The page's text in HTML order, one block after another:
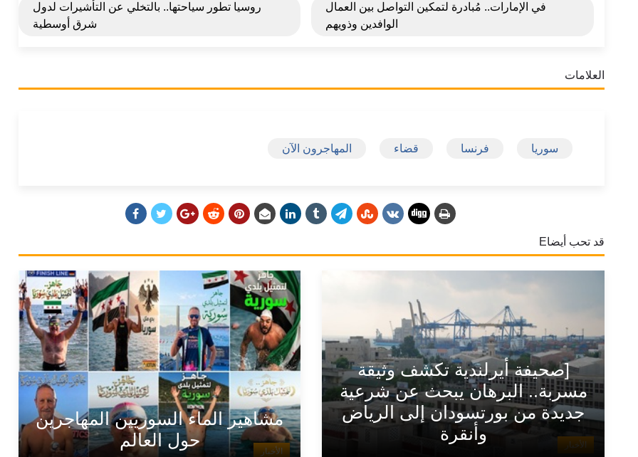
في الإمارات.. مُبادرة لتمكين التواصل بين العمال
الوافدين وذويهم
روسيا تطور سياحتها.. بالتخلي عن التأشيرات لدول
شرق أوسطية
العلامات
سوريا فرنسا قضاء المهاجرون الآن
قد تحب أيضاE
الأخبار
[صحيفة أيرلندية تكشف وثيقة
مسربة.. البرهان يبحث عن شرعية
جديدة من بورتسودان إلى الرياض
وأنقرة
الأخبار
مشاهير الماء السوريين المهاجرين
حول العالم